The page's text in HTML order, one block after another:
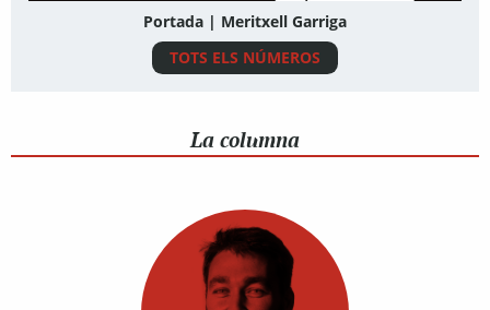
Portada | Meritxell Garriga
TOTS ELS NÚMEROS
La columna